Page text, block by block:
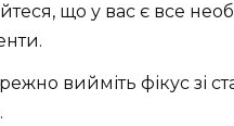
що у вас є все
вийміть фікус зі